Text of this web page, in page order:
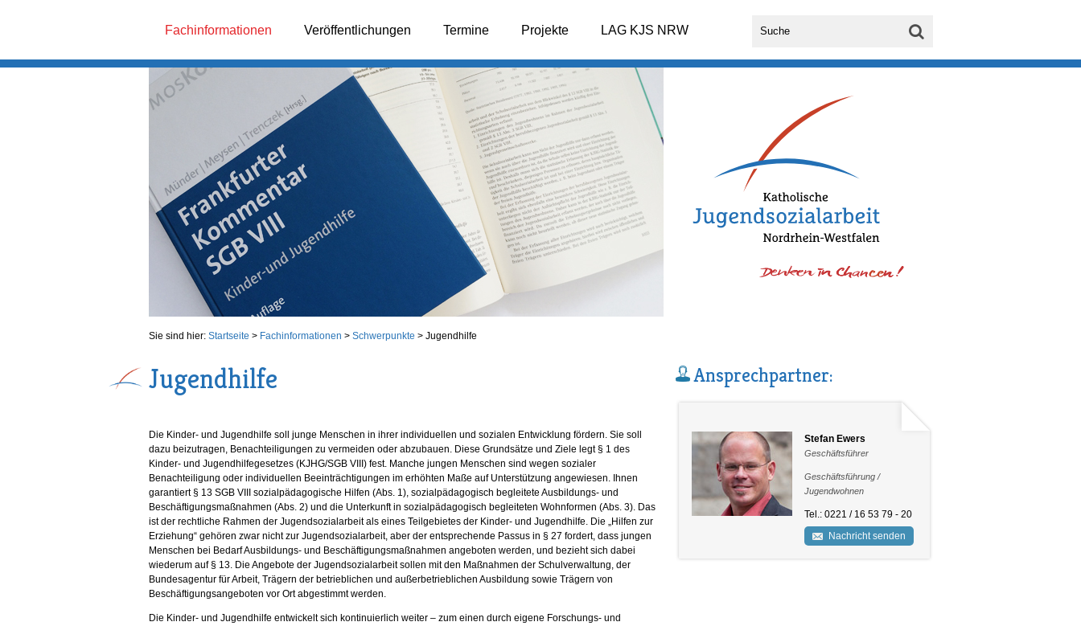
Fachinformationen Veröffentlichungen Termine Projekte LAG KJS NRW
Sie sind hier: Startseite > Fachinformationen > Schwerpunkte > Jugendhilfe
Jugendhilfe
Die Kinder- und Jugendhilfe soll junge Menschen in ihrer individuellen und sozialen Entwicklung fördern. Sie soll
dazu beizutragen, Benachteiligungen zu vermeiden oder abzubauen. Diese Grundsätze und Ziele legt § 1 des
Kinder- und Jugendhilfegesetzes (KJHG/SGB VIII) fest. Manche jungen Menschen sind wegen sozialer
Benachteiligung oder individuellen Beeinträchtigungen im erhöhten Maße auf Unterstützung angewiesen. Ihnen
garantiert § 13 SGB VIII sozialpädagogische Hilfen (Abs. 1), sozialpädagogisch begleitete Ausbildungs- und
Beschäftigungsmaßnahmen (Abs. 2) und die Unterkunft in sozialpädagogisch begleiteten Wohnformen (Abs. 3). Das
ist der rechtliche Rahmen der Jugendsozialarbeit als eines Teilgebietes der Kinder- und Jugendhilfe. Die „Hilfen zur
Erziehung“ gehören zwar nicht zur Jugendsozialarbeit, aber der entsprechende Passus in § 27 fordert, dass jungen
Menschen bei Bedarf Ausbildungs- und Beschäftigungsmaßnahmen angeboten werden, und bezieht sich dabei
wiederum auf § 13. Die Angebote der Jugendsozialarbeit sollen mit den Maßnahmen der Schulverwaltung, der
Bundesagentur für Arbeit, Trägern der betrieblichen und außerbetrieblichen Ausbildung sowie Trägern von
Beschäftigungsangeboten vor Ort abgestimmt werden.
Die Kinder- und Jugendhilfe entwickelt sich kontinuierlich weiter – zum einen durch eigene Forschungs- und
Ansprechpartner:
Stefan Ewers
Geschäftsführer
Geschäftsführung /
Jugendwohnen
Tel.: 0221 / 16 53 79 - 20
Nachricht senden